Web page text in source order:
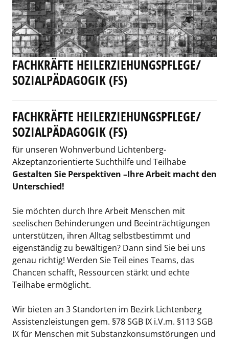
FACHKRÄFTE HEILERZIEHUNGSPFLEGE/
SOZIALPÄDAGOGIK (FS)
FACHKRÄFTE HEILERZIEHUNGSPFLEGE/
SOZIALPÄDAGOGIK (FS)
für unseren Wohnverbund Lichtenberg-
Akzeptanzorientierte Suchthilfe und Teilhabe
Gestalten Sie Perspektiven –Ihre Arbeit macht den
Unterschied!
Sie möchten durch Ihre Arbeit Menschen mit
seelischen Behinderungen und Beeinträchtigungen
unterstützen, ihren Alltag selbstbestimmt und
eigenständig zu bewältigen? Dann sind Sie bei uns
genau richtig! Werden Sie Teil eines Teams, das
Chancen schafft, Ressourcen stärkt und echte
Teilhabe ermöglicht.
Wir bieten an 3 Standorten im Bezirk Lichtenberg
Assistenzleistungen gem. §78 SGB IX i.V.m. §113 SGB
IX für Menschen mit Substanzkonsumstörungen und